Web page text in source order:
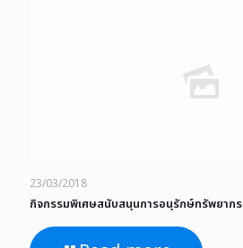
23/03/2018
กิจกรรมพิเศษสนับสนุนการอนุรักษ์ทรัพยากร